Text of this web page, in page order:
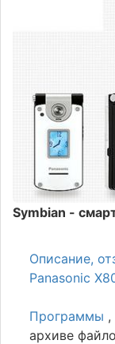
Symbian -
Описание,
Panasonic
Программы ,
архиве